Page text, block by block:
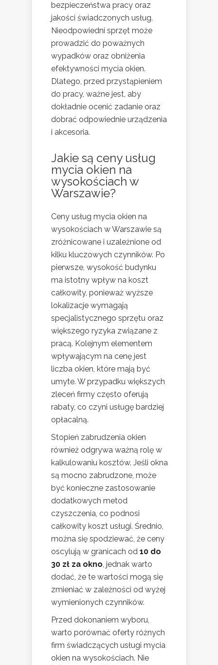
bezpieczeństwa pracy oraz
jakości świadczonych usług.
Nieodpowiedni sprzęt może
prowadzić do poważnych
wypadków oraz obniżenia
efektywności mycia okien.
Dlatego, przed przystąpieniem
do pracy, ważne jest, aby
dokładnie ocenić zadanie oraz
dobrać odpowiednie urządzenia
i akcesoria.
Jakie są ceny usług
mycia okien na
wysokościach w
Warszawie?
Ceny usług mycia okien na
wysokościach w Warszawie są
zróżnicowane i uzależnione od
kilku kluczowych czynników. Po
pierwsze, wysokość budynku
ma istotny wpływ na koszt
całkowity, ponieważ wyższe
lokalizacje wymagają
specjalistycznego sprzętu oraz
większego ryzyka związane z
pracą. Kolejnym elementem
wpływającym na cenę jest
liczba okien, które mają być
umyte. W przypadku większych
zleceń firmy często oferują
rabaty, co czyni usługę bardziej
opłacalną.
Stopień zabrudzenia okien
również odgrywa ważną rolę w
kalkulowaniu kosztów. Jeśli okna
są mocno zabrudzone, może
być konieczne zastosowanie
dodatkowych metod
czyszczenia, co podnosi
całkowity koszt usługi. Średnio,
można się spodziewać, że ceny
oscylują w granicach od 10 do
30 zł za okno , jednak warto
dodać, że te wartości mogą się
zmieniać w zależności od wyżej
wymienionych czynników.
Przed dokonaniem wyboru,
warto porównać oferty różnych
firm świadczących usługi mycia
okien na wysokościach. Nie